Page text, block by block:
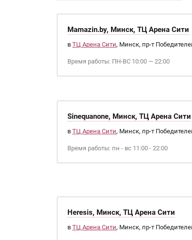
Mamazin.by, Минск, ТЦ Арена Сити
в ТЦ Арена Сити, Минск, пр-т
Время работы: ПН-ВС 10:00 — 22:00
Sinequanone, Минск, ТЦ Арена Сити
в ТЦ Арена Сити, Минск, пр-т
Время работы: пн - вс 11:00 - 22:00
Heresis, Минск, ТЦ Арена Сити
в ТЦ Арена Сити, Минск, пр-т